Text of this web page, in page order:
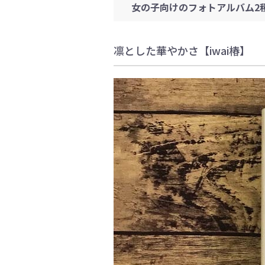
女の子向けのフォトアルバム2
凛とした華やかさ【iwai椿】